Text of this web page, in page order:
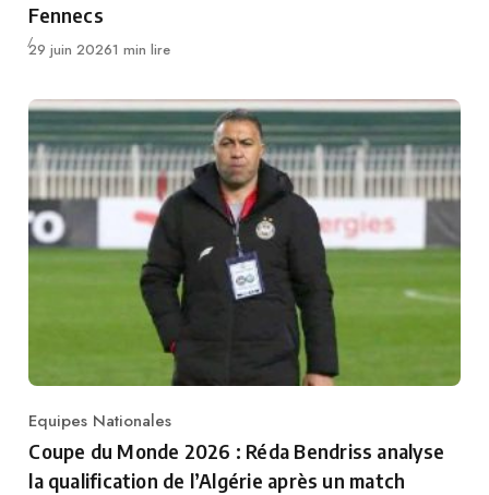
Fennecs
Publié
29 juin 20261 min lire
Category
Equipes Nationales
Coupe du Monde 2026 : Réda Bendriss analyse
la qualification de l’Algérie après un match